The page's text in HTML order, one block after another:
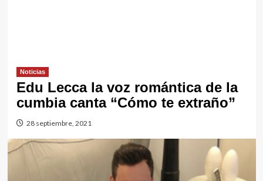
Noticias
Edu Lecca la voz romántica de la
cumbia canta “Cómo te extraño”
28 septiembre, 2021